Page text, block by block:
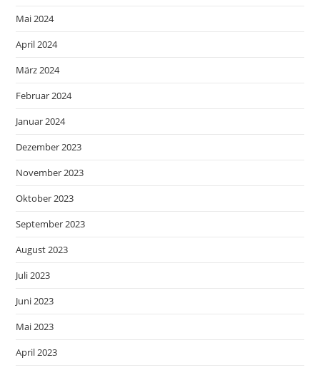
Mai 2024
April 2024
März 2024
Februar 2024
Januar 2024
Dezember 2023
November 2023
Oktober 2023
September 2023
August 2023
Juli 2023
Juni 2023
Mai 2023
April 2023